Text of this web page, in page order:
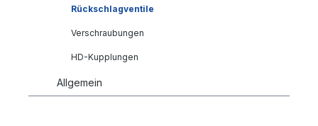
Rückschlagventile
Verschraubungen
HD-Kupplungen
Allgemein